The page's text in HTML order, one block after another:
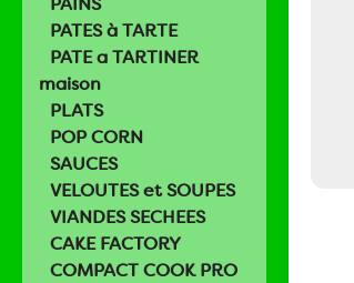
PATES à TARTE
PATE a TARTINER
maison
PLATS
POP CORN
SAUCES
VELOUTES et SOUPES
VIANDES SECHEES
CAKE FACTORY
COMPACT COOK PRO